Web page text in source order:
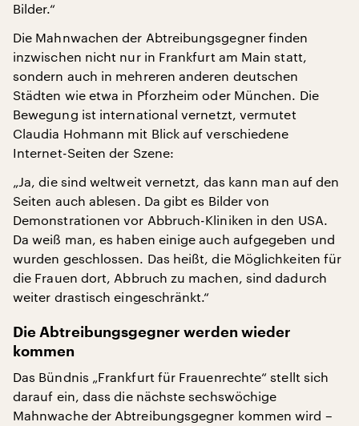
Bilder.“
Die Mahnwachen der Abtreibungsgegner finden
inzwischen nicht nur in Frankfurt am Main statt,
sondern auch in mehreren anderen deutschen
Städten wie etwa in Pforzheim oder München. Die
Bewegung ist international vernetzt, vermutet
Claudia Hohmann mit Blick auf verschiedene
Internet-Seiten der Szene:
„Ja, die sind weltweit vernetzt, das kann man auf den
Seiten auch ablesen. Da gibt es Bilder von
Demonstrationen vor Abbruch-Kliniken in den USA.
Da weiß man, es haben einige auch aufgegeben und
wurden geschlossen. Das heißt, die Möglichkeiten für
die Frauen dort, Abbruch zu machen, sind dadurch
weiter drastisch eingeschränkt.“
Die Abtreibungsgegner werden wieder
kommen
Das Bündnis „Frankfurt für Frauenrechte“ stellt sich
darauf ein, dass die nächste sechswöchige
Mahnwache der Abtreibungsgegner kommen wird –